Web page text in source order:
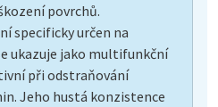
povrchů.
specificky určen na
ukazuje jako multifunkční
při odstraňování
Jeho hustá konzistence